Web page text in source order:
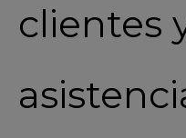
clientes